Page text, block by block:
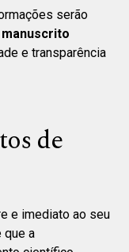
serão
e transparência
de
e imediato ao seu
que a